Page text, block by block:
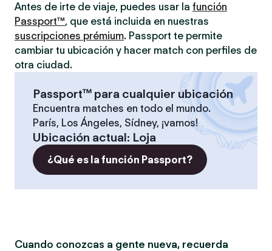
Antes de irte de viaje, puedes usar la función
Passport™, que está incluida en nuestras
suscripciones prémium. Passport te permite
cambiar tu ubicación y hacer match con perfiles de
otra ciudad.
Passport™ para cualquier ubicación
Encuentra matches en todo el mundo.
París, Los Ángeles, Sídney, ¡vamos!
Ubicación actual: Loja
¿Qué es la función Passport?
Cuando conozcas a gente nueva, recuerda